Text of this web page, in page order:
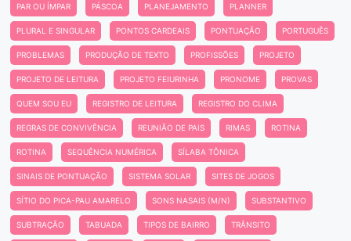
PAR OU ÍMPAR PÁSCOA PLANEJAMENTO PLANNER
PLURAL E SINGULAR PONTOS CARDEAIS PONTUAÇÃO PORTUGUÊS
PROBLEMAS PRODUÇÃO DE TEXTO PROFISSÕES PROJETO
PROJETO DE LEITURA PROJETO FEIURINHA PRONOME PROVAS
QUEM SOU EU REGISTRO DE LEITURA REGISTRO DO CLIMA
REGRAS DE CONVIVÊNCIA REUNIÃO DE PAIS RIMAS ROTINA
ROTINA SEQUÊNCIA NUMÉRICA SÍLABA TÔNICA
SINAIS DE PONTUAÇÃO SISTEMA SOLAR SITES DE JOGOS
SÍTIO DO PICA-PAU AMARELO SONS NASAIS (M/N) SUBSTANTIVO
SUBTRAÇÃO TABUADA TIPOS DE BAIRRO TRÂNSITO